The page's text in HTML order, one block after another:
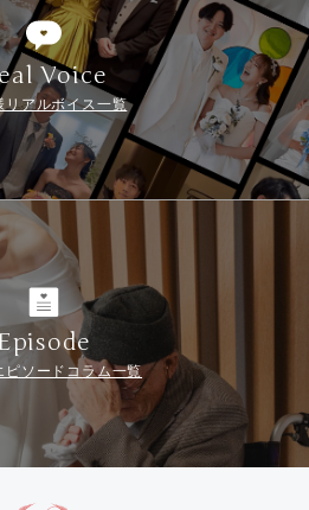
Voice
リアルボイス一覧
ピソードコラム一覧